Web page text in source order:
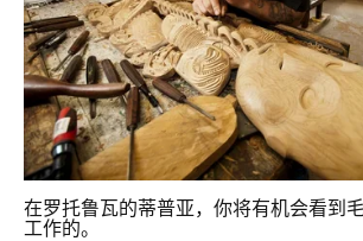
在罗托鲁瓦的蒂普亚，你将有机会看到
工作的。